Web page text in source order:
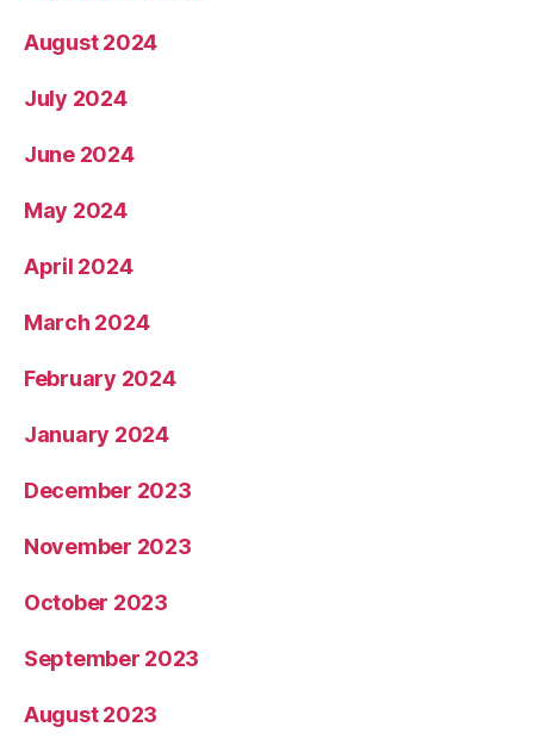
August 2024
July 2024
June 2024
May 2024
April 2024
March 2024
February 2024
January 2024
December 2023
November 2023
October 2023
September 2023
August 2023